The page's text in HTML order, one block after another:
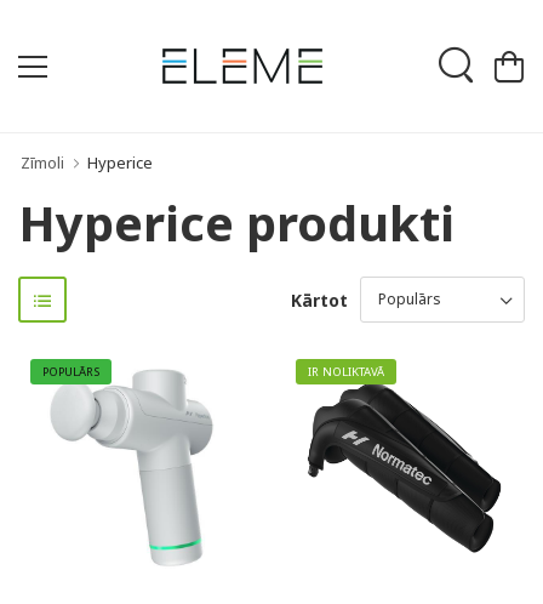
Zīmoli Hyperice
Hyperice produkti
Kārtot
POPULĀRS IR NOLIKTAVĀ